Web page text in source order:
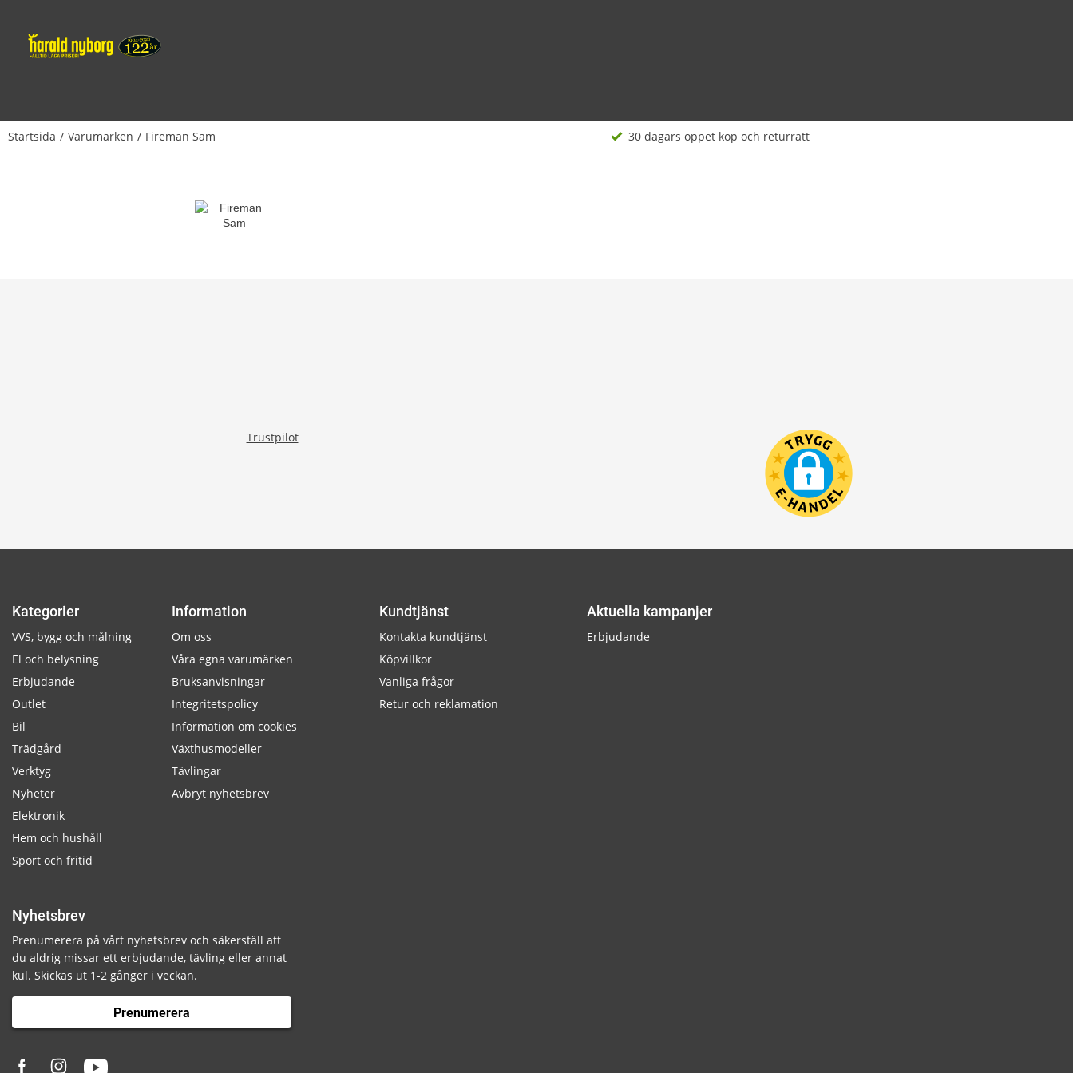
Startsida Varumärken Fireman Sam 30 dagars öppet köp och returrätt
Trustpilot
Kategorier
VVS, bygg och målning
El och belysning
Erbjudande
Outlet
Bil
Trädgård
Verktyg
Nyheter
Elektronik
Hem och hushåll
Sport och fritid
Information
Om oss
Våra egna varumärken
Bruksanvisningar
Integritetspolicy
Information om cookies
Växthusmodeller
Tävlingar
Avbryt nyhetsbrev
Kundtjänst
Kontakta kundtjänst
Köpvillkor
Vanliga frågor
Retur och reklamation
Aktuella kampanjer
Erbjudande
Nyhetsbrev
Prenumerera på vårt nyhetsbrev och säkerställ att
du aldrig missar ett erbjudande, tävling eller annat
kul. Skickas ut 1-2 gånger i veckan.
Prenumerera